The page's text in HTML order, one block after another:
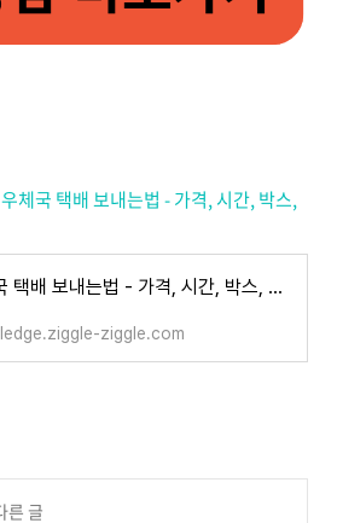
체국 택배 보내는법 - 가격, 시간, 박스,
우체국 택배 보내는법 - 가격, 시간, 박스, 포장, 보험등 총정리
ziggle.com
른 글